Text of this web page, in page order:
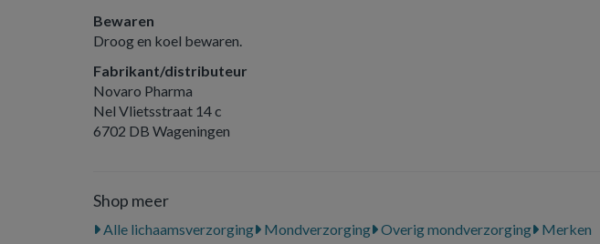
Bewaren
Droog en koel bewaren.
Fabrikant/distributeur
Novaro Pharma
Nel Vlietsstraat 14 c
6702 DB Wageningen
Shop meer
Alle lichaamsverzorging Mondverzorging Overig mondverzorging Merken